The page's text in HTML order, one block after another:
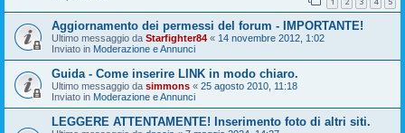
Aggiornamento dei permessi del forum - IMPORTANTE!
Ultimo messaggio da Starfighter84 « 14 novembre 2012, 1:02
Inviato in Moderazione e Annunci
Guida - Come inserire LINK in modo chiaro.
Ultimo messaggio da simmons « 25 agosto 2010, 11:18
Inviato in Moderazione e Annunci
LEGGERE ATTENTAMENTE! Inserimento foto di altri siti.